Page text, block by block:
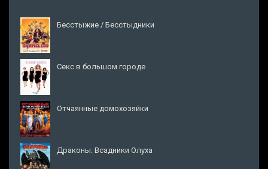
Бесстыжие / Бесстыдники
Секс в большом городе
Отчаянные домохозяйки
Драконы: Всадники Олуха